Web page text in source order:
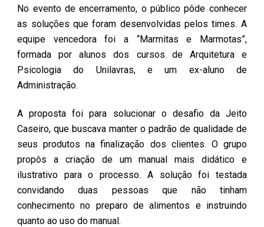
No evento de encerramento, o público pôde conhecer
as soluções que foram desenvolvidas pelos times. A
equipe vencedora foi a “Marmitas e Marmotas”,
formada por alunos dos cursos de Arquitetura e
Psicologia do Unilavras, e um ex-aluno de
Administração.
A proposta foi para solucionar o desafio da Jeito
Caseiro, que buscava manter o padrão de qualidade de
seus produtos na finalização dos clientes. O grupo
propôs a criação de um manual mais didático e
ilustrativo para o processo. A solução foi testada
convidando duas pessoas que não tinham
conhecimento no preparo de alimentos e instruindo
quanto ao uso do manual.